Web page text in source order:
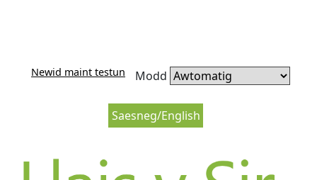
Saesneg/English
Newid maint testun Modd